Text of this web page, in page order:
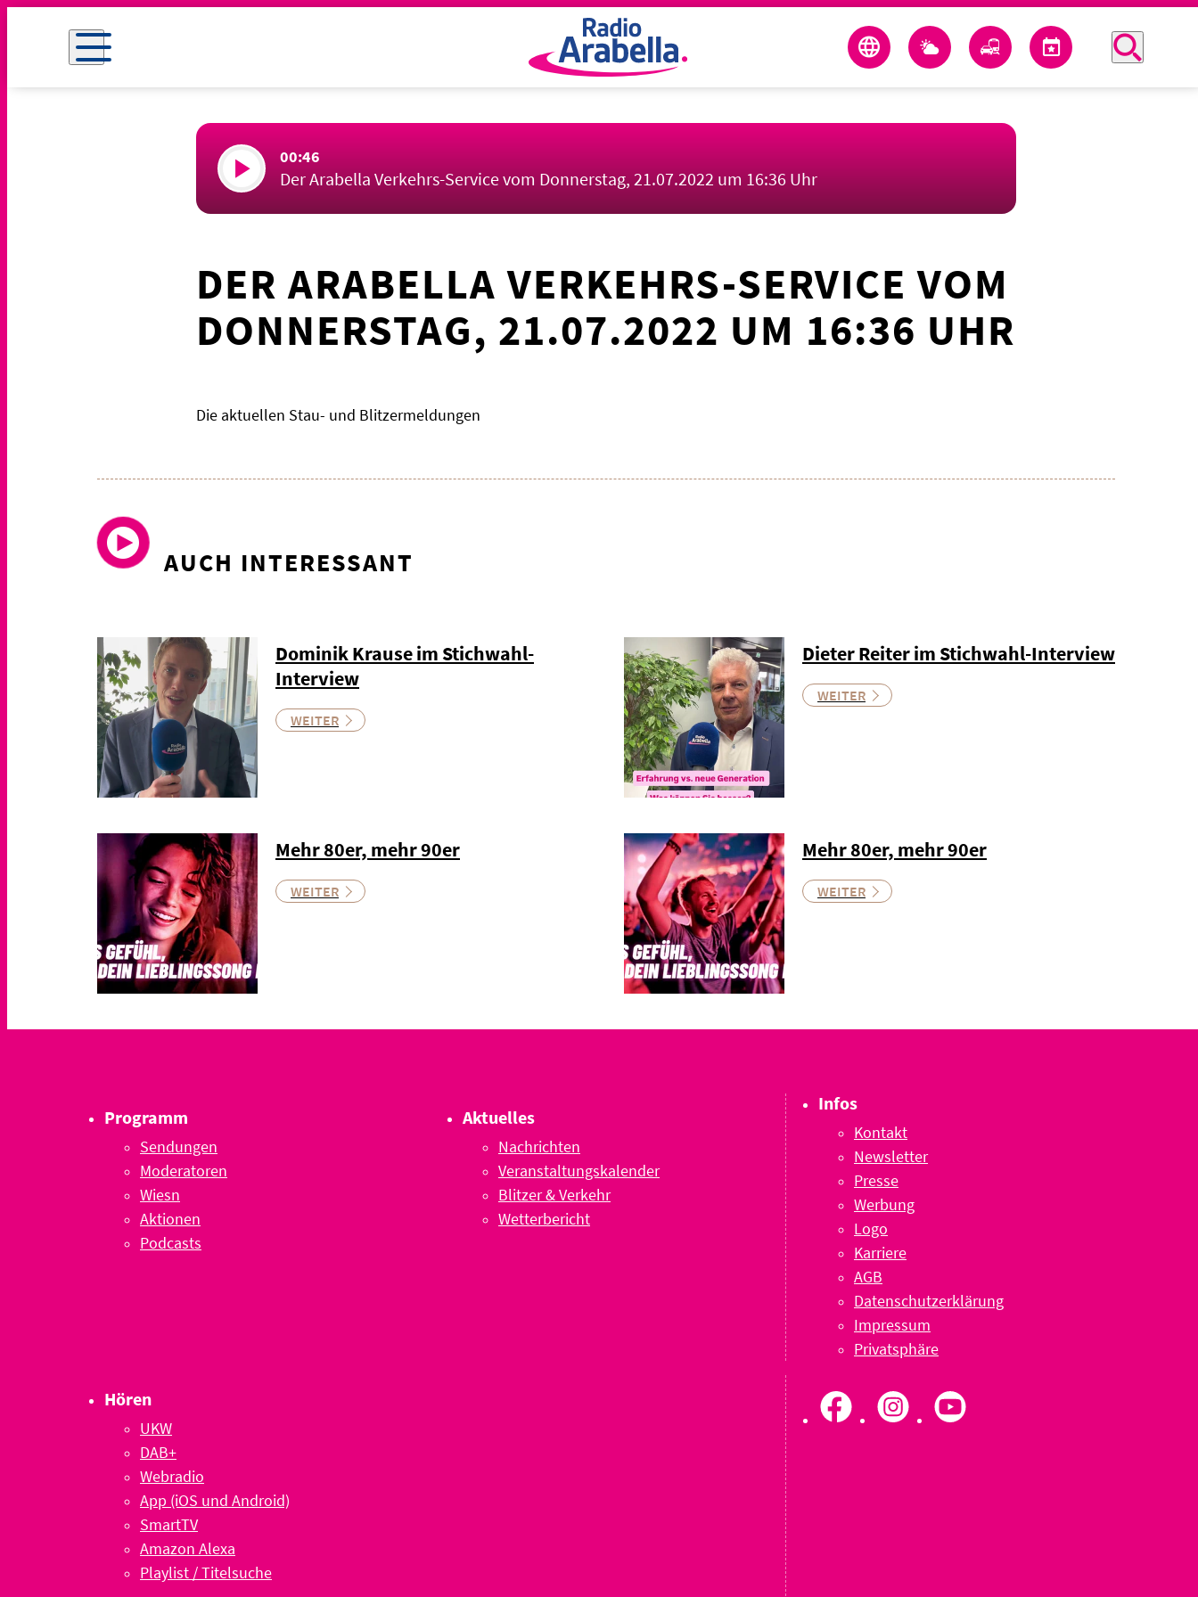
00:46
Der Arabella Verkehrs-Service vom Donnerstag, 21.07.2022 um 16:36 Uhr
DER ARABELLA VERKEHRS-SERVICE VOM
DONNERSTAG, 21.07.2022 UM 16:36 UHR
Die aktuellen Stau- und Blitzermeldungen
AUCH INTERESSANT
Dominik Krause im Stichwahl-
Interview
WEITER
Dieter Reiter im Stichwahl-Interview
WEITER
Mehr 80er, mehr 90er
WEITER
Mehr 80er, mehr 90er
WEITER
Programm
Sendungen
Moderatoren
Wiesn
Aktionen
Podcasts
Aktuelles
Nachrichten
Veranstaltungskalender
Blitzer & Verkehr
Wetterbericht
Hören
UKW
DAB+
Webradio
App (iOS und Android)
SmartTV
Amazon Alexa
Playlist / Titelsuche
Infos
Kontakt
Newsletter
Presse
Werbung
Logo
Karriere
AGB
Datenschutzerklärung
Impressum
Privatsphäre